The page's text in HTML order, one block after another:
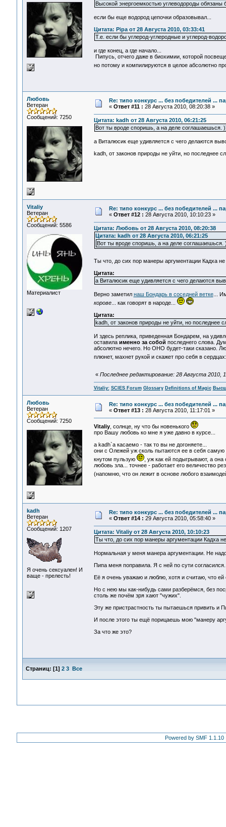
Высокой энергоемкостью углеводороды обязаны
если бы еще водород цепочки образовывал...
Цитата: Pipa от 28 Августа 2010, 03:33:41
Т.е. если бы углерод-углеродные и углерод-
и где конец, а где начало...
Пипусь, отчего даже в биохимии, которой
но потому и компилируются в целое абсолютно
Любовь
Ветеран
Сообщений: 7250
Re: типо конкурс ... без победителей ...
« Ответ #11 : 28 Августа 2010, 08:20:38 »
Цитата: kadh от 28 Августа 2010, 06:21:25
Вот ты вроде споришь, а на деле соглашаешься.
а Виталюсик еще удивляется с чего делаются
kadh, от законов природы не уйти, но последнее
Vitaliy
Ветеран
Сообщений: 5586
Материалист
Re: типо конкурс ... без победителей ...
« Ответ #12 : 28 Августа 2010, 10:10:23 »
Цитата: Любовь от 28 Августа 2010, 08:20:38
Цитата: kadh от 28 Августа 2010, 06:21:25
Вот ты вроде споришь, а на деле соглашаешься.
Ты что, до сих пор манеры аргументации Кадха
Цитата:
а Виталюсик еще удивляется с чего делаются
Верно заметил наш Бондарь в соседней ветке...
корове... как говорят в народе...
Цитата:
kadh, от законов природы не уйти, но последнее
И здесь реплика, приведенная Бондарем, на
оставила именно за собой последнего слова.
абсолютно нечего. Но ОНО будет-таки сказано.
плюнет, махнет рукой и скажет про себя в
« Последнее редактирование: 28 Августа 2010,
Vitaliy: SCIES Forum Glossary Definitions of Magic
Любовь
Ветеран
Сообщений: 7250
Re: типо конкурс ... без победителей ...
« Ответ #13 : 28 Августа 2010, 11:17:01 »
Vitaliy, солнце, ну что бы новенького
про Вашу любовь ко мне я уже давно в курсе...
а kadh`а касаемо - так то вы не догоняете...
они с Олежей уж сколь пытаются ее в себя самую
кнутом пульзую
, уж как ей подыгрывают, а
любовь зла... точнее - работает его величество
(напомню, что он лежит в основе любого
kadh
Ветеран
Сообщений: 1207
Я очень сексуален! И
ваще - прелесть!
Re: типо конкурс ... без победителей ...
« Ответ #14 : 29 Августа 2010, 05:58:40 »
Цитата: Vitaliy от 28 Августа 2010, 10:10:23
Ты что, до сих пор манеры аргументации Кадха
Нормальная у меня манера аргументации. Не
Пипа меня поправила. Я с ней по сути
Её я очень уважаю и люблю, хотя и считаю, что ей
Но с нею мы как-нибудь сами разберёмся, без
столь же почём зря хают "чужих".
Эту же пристрастность ты пытаешься привить и
И после этого ты ещё порицаешь мою "манеру
За что же это?
Страниц: [1] 2 3 Все
Powered by SMF 1.1.10